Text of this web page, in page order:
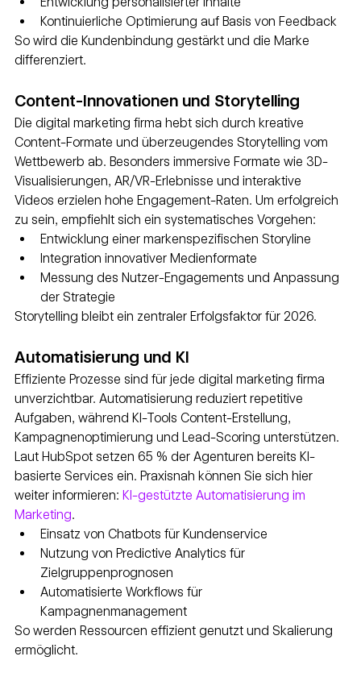
Kontinuierliche Optimierung auf Basis von Feedback
So wird die Kundenbindung gestärkt und die Marke
differenziert.
Content-Innovationen und Storytelling
Die digital marketing firma hebt sich durch kreative
Content-Formate und überzeugendes Storytelling vom
Wettbewerb ab. Besonders immersive Formate wie 3D-
Visualisierungen, AR/VR-Erlebnisse und interaktive
Videos erzielen hohe Engagement-Raten. Um erfolgreich
zu sein, empfiehlt sich ein systematisches Vorgehen:
Entwicklung einer markenspezifischen Storyline
Integration innovativer Medienformate
Messung des Nutzer-Engagements und Anpassung
der Strategie
Storytelling bleibt ein zentraler Erfolgsfaktor für 2026.
Automatisierung und KI
Effiziente Prozesse sind für jede digital marketing firma
unverzichtbar. Automatisierung reduziert repetitive
Aufgaben, während KI-Tools Content-Erstellung,
Kampagnenoptimierung und Lead-Scoring unterstützen.
Laut HubSpot setzen 65 % der Agenturen bereits KI-
basierte Services ein. Praxisnah können Sie sich hier
weiter informieren: KI-gestützte Automatisierung im
Marketing.
Einsatz von Chatbots für Kundenservice
Nutzung von Predictive Analytics für
Zielgruppenprognosen
Automatisierte Workflows für
Kampagnenmanagement
So werden Ressourcen effizient genutzt und Skalierung
ermöglicht.